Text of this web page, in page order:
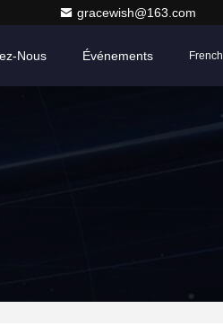
gracewish@163.com
Nous Événements French